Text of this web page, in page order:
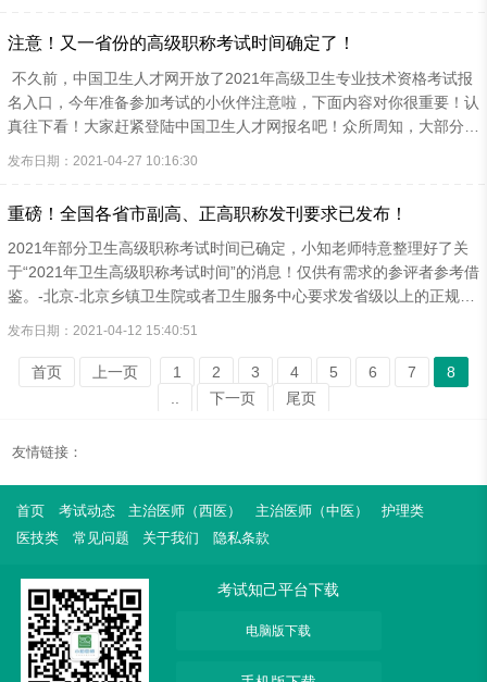
注意！又一省份的高级职称考试时间确定了！
不久前，中国卫生人才网开放了2021年高级卫生专业技术资格考试报
名入口，今年准备参加考试的小伙伴注意啦，下面内容对你很重要！认
真往下看！大家赶紧登陆中国卫生人才网报名吧！众所周知，大部分省
前，已有多个省市发布了2021年度的卫生高级职称专业能力考试通
知，现整理如下：广东省广东省卫生专业技术资格正副高实践能力考试
通知来了，作为历年考试人数最多的省份，很多考生等待这份通知已
久，具体文件内容如下：报名时间：21年4月21日-5月1...
发布日期：2021-04-27 10:16:30
重磅！全国各省市副高、正高职称发刊要求已发布！
2021年部分卫生高级职称考试时间已确定，小知老师特意整理好了关
于“2021年卫生高级职称考试时间”的消息！仅供有需求的参评者参考借
鉴。-北京-北京乡镇卫生院或者卫生服务中心要求发省级以上的正规期
刊。副高：2篇，北京正高：3篇。北京其他大多数医院要求发科技核
高：2篇以上，第一作者;天津市正高：3篇以上。-河南-副高：3篇国家
级，1篇科技核心期刊。正高：3篇国家级，1篇中文核心期刊，1篇科
技核心期刊。版面要求：2500字以上。论文必须要在“中国知网”上检索
出书2部。副高：省级以上3篇，均为第一作者;出书一...
发布日期：2021-04-12 15:40:51
首页 上一页 1 2 3 4 5 6 7
8
下一页 尾页
友情链接：
首页 考试动态 主治医师（西医） 主治医师（中医）
护理类
医技类
常见问题 关于我们 隐私条款
考试知己平台下载
电脑版下载